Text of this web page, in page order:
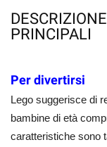
PRINCIPALI
Per divertirsi
Lego suggerisce di
bambine di età
caratteristiche sono